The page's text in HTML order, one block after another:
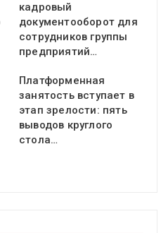
кадровый
документооборот для
сотрудников группы
предприятий…
Платформенная
занятость вступает в
этап зрелости: пять
выводов круглого
стола…